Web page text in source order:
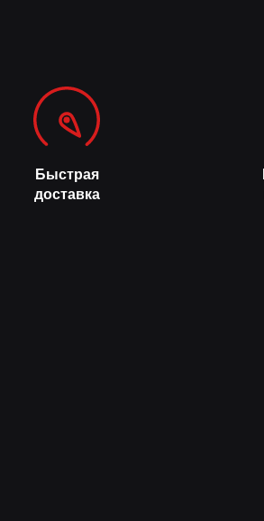
Быстрая
доставка